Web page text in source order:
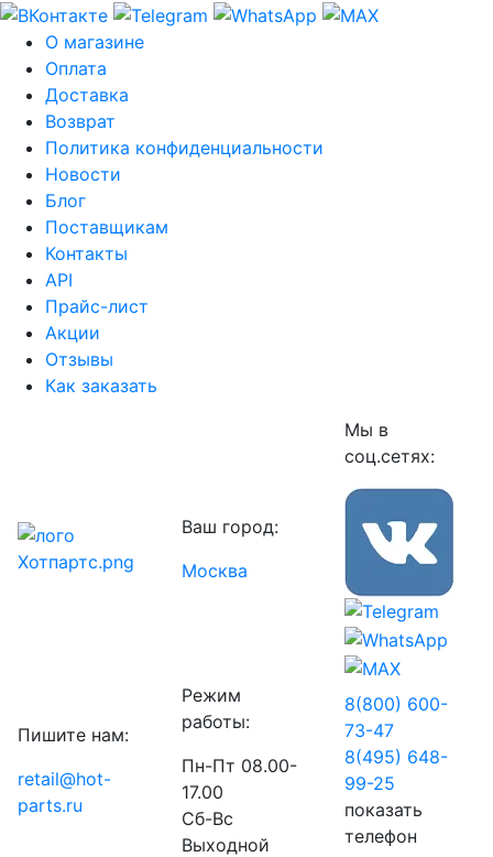
О магазине
Оплата
Доставка
Возврат
Политика конфиденциальности
Новости
Блог
Поставщикам
Контакты
API
Прайс-лист
Акции
Отзывы
Как заказать
Ваш город:
Москва
Мы в
соц.сетях:
Пишите нам:
retail@hot-
parts.ru
Режим
работы:
Пн-Пт 08.00-
17.00
Сб-Вс
Выходной
8(800) 600-
73-47
8(495) 648-
99-25
показать
телефон